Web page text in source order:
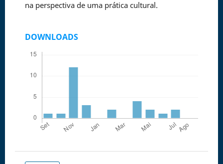
na perspectiva de uma prática cultural.
DOWNLOADS